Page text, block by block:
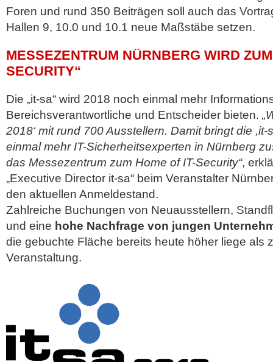
Foren und rund 350 Beiträgen soll auch das
Hallen 9, 10.0 und 10.1 neue Maßstäbe setzen.
MESSEZENTRUM NÜRNBERG WIRD
SECURITY“
Die „it-sa“ wird 2018 noch einmal mehr
Bereichsverantwortliche und Entscheider bieten.
2018‘ mit rund 700 Ausstellern. Damit bringt die ,it-
einmal mehr IT-Sicherheitsexperten in Nürnberg
das Messezentrum zum Home of IT-Security“,
„Executive Director it-sa“ beim Veranstalter
den aktuellen Anmeldestand.
Zahlreiche Buchungen von Neuausstellern,
und eine hohe Nachfrage von jungen
die gebuchte Fläche bereits heute höher liege als
Veranstaltung.